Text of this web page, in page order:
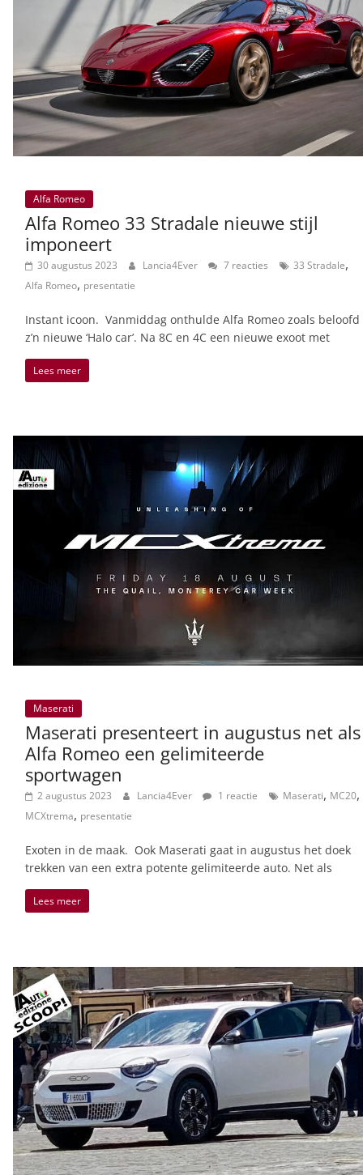
Alfa Romeo
Alfa Romeo 33 Stradale nieuwe stijl
imponeert
30 augustus 2023 Lancia4Ever 7 reacties 33 Stradale,
Alfa Romeo, presentatie
Instant icoon. Vanmiddag onthulde Alfa Romeo zoals beloofd
z’n nieuwe ‘Halo car’. Na 8C en 4C een nieuwe exoot met
Lees meer
Maserati
Maserati presenteert in augustus net als
Alfa Romeo een gelimiteerde
sportwagen
2 augustus 2023 Lancia4Ever 1 reactie Maserati, MC20,
MCXtrema, presentatie
Exoten in de maak. Ook Maserati gaat in augustus het doek
trekken van een extra potente gelimiteerde auto. Net als
Lees meer